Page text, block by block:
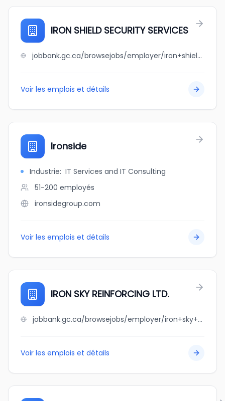
IRON SHIELD SECURITY SERVICES
jobbank.gc.ca/browsejobs/employer/iron+shield+security+services/ca
Voir les emplois et détails
Ironside
Industrie: IT Services and IT Consulting
51-200 employés
ironsidegroup.com
Voir les emplois et détails
IRON SKY REINFORCING LTD.
jobbank.gc.ca/browsejobs/employer/iron+sky+reinforcing+ltd./ca
Voir les emplois et détails